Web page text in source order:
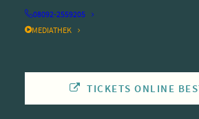
08092-2559205
MEDIATHEK
Küche:
TICKETS ONLINE